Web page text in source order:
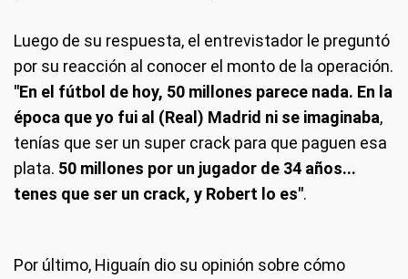
Luego de su respuesta, el entrevistador le preguntó
por su reacción al conocer el monto de la operación.
"En el fútbol de hoy, 50 millones parece nada. En la
época que yo fui al (Real) Madrid ni se imaginaba,
tenías que ser un super crack para que paguen esa
plata. 50 millones por un jugador de 34 años...
tenes que ser un crack, y Robert lo es".
Por último, Higuaín dio su opinión sobre cómo